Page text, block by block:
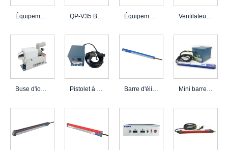
Équipement électrostatique d'électret de QP-FDM 20mA 1200w pour le tissu soufflé par fusion QP-V35 Barre de générateur électrostatique pour adsorption électrostatique Équipement de générateur de décharge électrostatique QP-FDM 20mA 1200w Ventilateur à air ioniseur QP-FA-I
Buse d'ionisation d'air QP-FZ Pistolet à air ionisant QP-FG Barre d'élimination statique QP-40D-S Mini barre d'élimination de charge statique QP-E60